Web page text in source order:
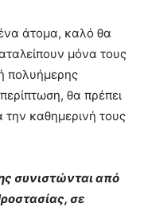
άτομα, καλό θα
μόνα τους
πολυήμερης
θα πρέπει
καθημερινή τους
συνιστώνται από
σε